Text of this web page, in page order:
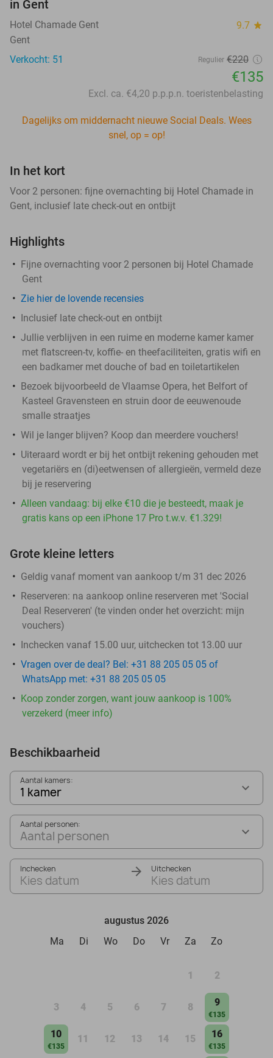
in Gent
Hotel Chamade Gent 9.7 star
Gent
Verkocht: 51
Regulier €220
€135
Excl. ca. €4,20 p.p.p.n. toeristenbelasting
Dagelijks om middernacht nieuwe Social Deals. Wees
snel, op = op!
In het kort
Voor 2 personen: fijne overnachting bij Hotel Chamade in
Gent, inclusief late check-out en ontbijt
Highlights
Fijne overnachting voor 2 personen bij Hotel Chamade
Gent
Zie hier de lovende recensies
Inclusief late check-out en ontbijt
Jullie verblijven in een ruime en moderne kamer kamer
met flatscreen-tv, koffie- en theefaciliteiten, gratis wifi en
een badkamer met douche of bad en toiletartikelen
Bezoek bijvoorbeeld de Vlaamse Opera, het Belfort of
Kasteel Gravensteen en struin door de eeuwenoude
smalle straatjes
Wil je langer blijven? Koop dan meerdere vouchers!
Uiteraard wordt er bij het ontbijt rekening gehouden met
vegetariërs en (di)eetwensen of allergieën, vermeld deze
bij je reservering
Alleen vandaag: bij elke €10 die je besteedt, maak je
gratis kans op een iPhone 17 Pro t.w.v. €1.329!
Grote kleine letters
Geldig vanaf moment van aankoop t/m 31 dec 2026
Reserveren: na aankoop online reserveren met 'Social
Deal Reserveren' (te vinden onder het overzicht: mijn
vouchers)
Inchecken vanaf 15.00 uur, uitchecken tot 13.00 uur
Vragen over de deal? Bel: +31 88 205 05 05 of
WhatsApp met: +31 88 205 05 05
Koop zonder zorgen, want jouw aankoop is 100%
verzekerd (meer info)
Beschikbaarheid
Aantal kamers:
1 kamer
Aantal personen:
Aantal personen
Inchecken
Kies datum
Uitchecken
Kies datum
augustus 2026
Ma
Di Wo Do Vr Za Zo
1 2
3 4 5 6 7 8 9
€135
10
€135
11 12 13 14 15 16
€135